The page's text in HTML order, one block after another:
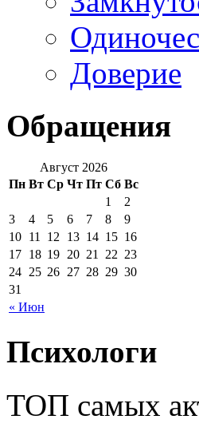
Доверие
Обращения
Август 2026
Пн Вт Ср Чт Пт Сб Вс
« Июн
1
2
3
4 5 6 7 8
9
10 11 12 13 14 15 16
17 18 19 20 21 22 23
24 25 26 27 28 29 30
31
Психологи
ТОП самых